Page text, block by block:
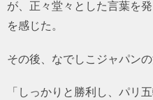
が、正々堂々とした言葉を
を感じた。
その後、なでしこジャパン
「しっかりと勝利し、パリ